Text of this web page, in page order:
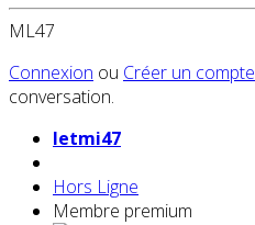
ML47
Connexion ou Créer un compte
conversation.
letmi47
Hors Ligne
Membre premium